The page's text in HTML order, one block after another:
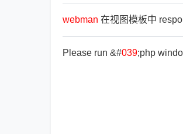
webman 在视图模板中
Please run &#039;php